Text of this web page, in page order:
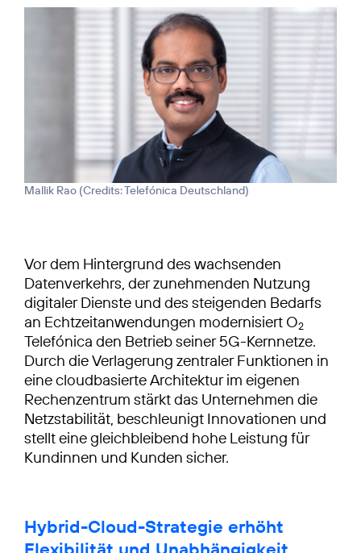
Mallik Rao (Credits: Telefónica Deutschland)
Vor dem Hintergrund des wachsenden
Datenverkehrs, der zunehmenden Nutzung
digitaler Dienste und des steigenden Bedarfs
an Echtzeitanwendungen modernisiert O2
Telefónica den Betrieb seiner 5G-Kernnetze.
Durch die Verlagerung zentraler Funktionen in
eine cloudbasierte Architektur im eigenen
Rechenzentrum stärkt das Unternehmen die
Netzstabilität, beschleunigt Innovationen und
stellt eine gleichbleibend hohe Leistung für
Kundinnen und Kunden sicher.
Hybrid-Cloud-Strategie erhöht